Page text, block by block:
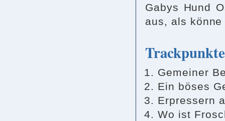
Gabys Hund
aus, als
Trackpunkte
Gemeiner
Ein böses
Erpressern
Wo ist